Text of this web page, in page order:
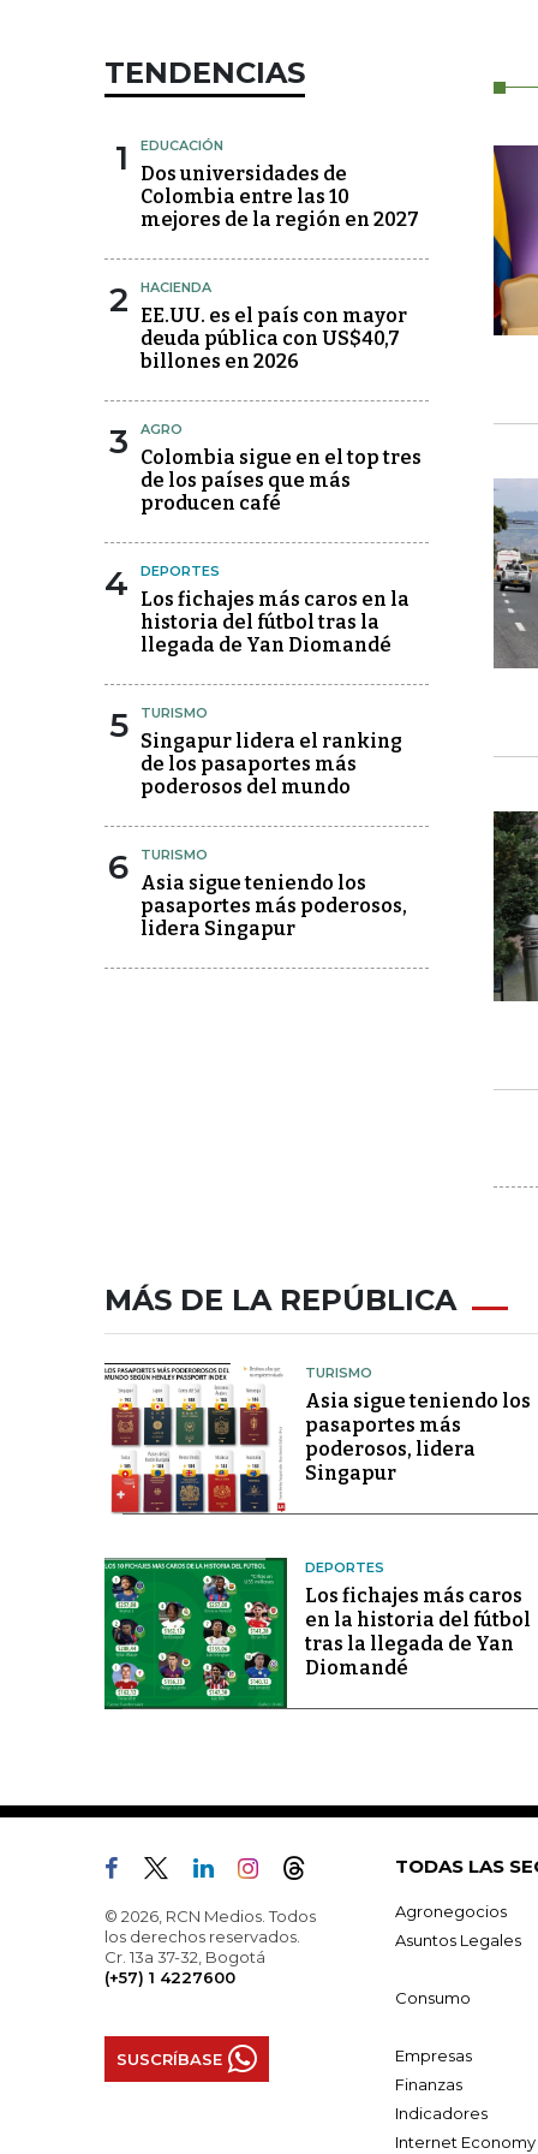
TENDENCIAS
1 EDUCACIÓN
Dos universidades de
Colombia entre las 10
mejores de la región en 2027
2 HACIENDA
EE.UU. es el país con mayor
deuda pública con US$40,7
billones en 2026
3 AGRO
Colombia sigue en el top tres
de los países que más
producen café
4 DEPORTES
Los fichajes más caros en la
historia del fútbol tras la
llegada de Yan Diomandé
5 TURISMO
Singapur lidera el ranking
de los pasaportes más
poderosos del mundo
6 TURISMO
Asia sigue teniendo los
pasaportes más poderosos,
lidera Singapur
MÁS DE LA REPÚBLICA
TURISMO
Asia sigue teniendo los
pasaportes más
poderosos, lidera
Singapur
DEPORTES
Los fichajes más caros
en la historia del fútbol
tras la llegada de Yan
Diomandé
© 2026, RCN Medios. Todos
los derechos reservados.
Cr. 13a 37-32, Bogotá
(+57) 1 4227600
SUSCRÍBASE
TODAS LAS
Agronegocios
Asuntos Legales
Consumo
Empresas
Finanzas
Indicadores
Internet Economy